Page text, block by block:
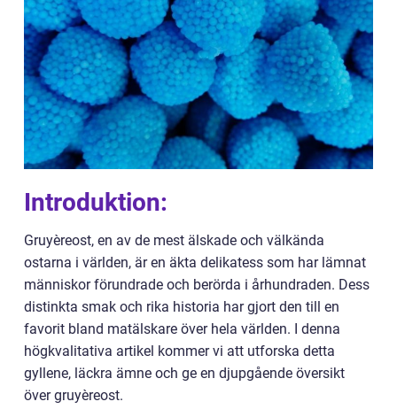
Introduktion:
Gruyèreost, en av de mest älskade och välkända
ostarna i världen, är en äkta delikatess som har lämnat
människor förundrade och berörda i århundraden. Dess
distinkta smak och rika historia har gjort den till en
favorit bland matälskare över hela världen. I denna
högkvalitativa artikel kommer vi att utforska detta
gyllene, läckra ämne och ge en djupgående översikt
över gruyèreost.